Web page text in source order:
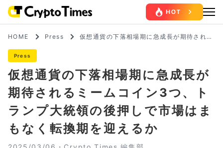
HOME Press
仮想通貨の下落相場期に急成長が期待される
Press
仮想通貨の下落相場期に急成長が
期待されるミームコイン3つ、ト
ランプ大統領の後押しで市場はま
もなく転換期を迎えるか